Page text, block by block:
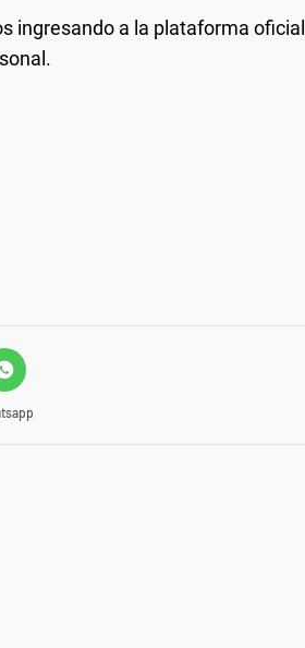
ingresando a la plataforma oficial